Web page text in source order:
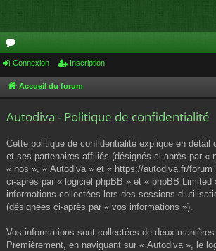
or
u
Connexion Inscription
Accueil du forum
Autodiva - Politique de confidentialité
Cette politique de confidentialité explique en détail
et ses partenaires affiliés (désignés ci-après par «
« nos », « Autodiva » et « https://autodiva.fr/forum
ci-après par « logiciel phpBB » et « phpBB Limited
informations collectées lors des sessions
(désignées ci-après par « vos informations »).
Vos informations sont collectées de deux manières
Premièrement, en naviguant sur « Autodiva », le